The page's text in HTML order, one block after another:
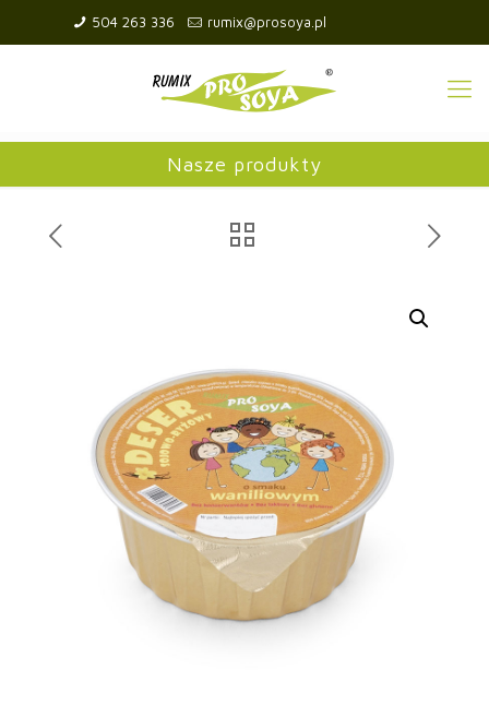
504 263 336 rumix@prosoya.pl
Nasze produkty